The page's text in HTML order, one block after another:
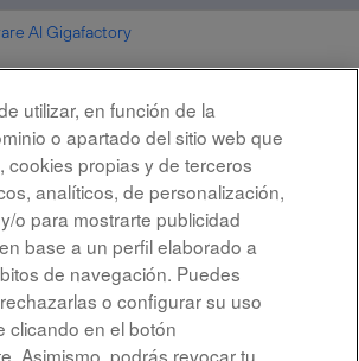
AI Gigafactory
Resultados
utilizar, en función de la
o apartado del sitio web que
cookies propias y de terceros
analíticos, de personalización,
o para mostrarte publicidad
base a un perfil elaborado a
de navegación. Puedes
o configurar su uso
clicando en el botón
Asimismo, podrás revocar tu